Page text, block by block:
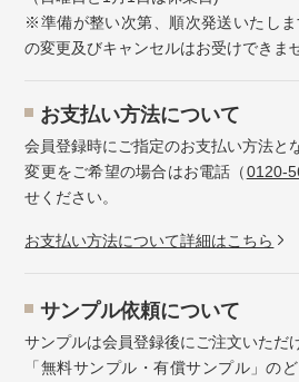
※準備が整い次第、順次発送いたし
の変更及びキャンセルはお受けできま
お⽀払い⽅法について
会員登録時にご指定のお支払い方法と
変更をご希望の場合はお電話（0120-
せください。
お⽀払い⽅法について詳細はこちら
サンプル依頼について
サンプルは会員登録後にご注文いただ
「無料サンプル・有償サンプル」の